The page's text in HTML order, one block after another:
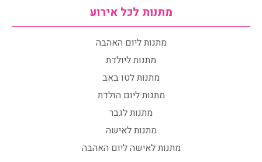
מתנות לכל אירוע
מתנות ליום האהבה
מתנות ליולדת
מתנות לטו באב
מתנות ליום הולדת
מתנות לגבר
מתנות לאישה
מתנות לאישה ליום האהבה